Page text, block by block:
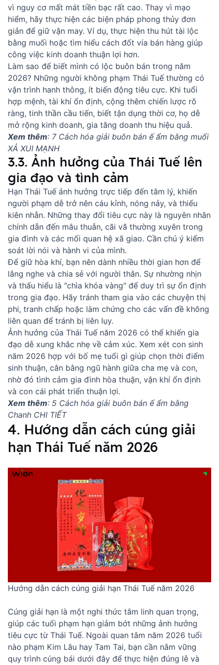
vì nguy cơ mất mát tiền bạc rất cao. Thay vì mạo
hiểm, hãy thực hiện các biện pháp phong thủy đơn
giản để giữ vận may. Ví dụ, thực hiện thu hút tài lộc
bằng muối hoặc tìm hiểu cách đốt vía bán hàng giúp
công việc kinh doanh thuận lợi hơn.
Làm sao để biết mình có lộc buôn bán trong năm
2026? Những người không phạm Thái Tuế thường có
vận trình hanh thông, ít biến động tiêu cực. Khi tuổi
hợp mệnh, tài khí ổn định, cộng thêm chiến lược rõ
ràng, tinh thần cầu tiến, biết tận dụng thời cơ, họ dễ
mở rộng kinh doanh, gia tăng doanh thu hiệu quả.
Xem thêm: 7 Cách hóa giải buôn bán ế ẩm bằng muối
XẢ XUI MẠNH
3.3. Ảnh hưởng của Thái Tuế lên
gia đạo và tình cảm
Hạn Thái Tuế ảnh hưởng trực tiếp đến tâm lý, khiến
người phạm dễ trở nên cáu kỉnh, nóng nảy, và thiếu
kiên nhẫn. Những thay đổi tiêu cực này là nguyên nhân
chính dẫn đến mâu thuẫn, cãi vã thường xuyên trong
gia đình và các mối quan hệ xã giao. Cần chú ý kiểm
soát lời nói và hành vi của mình.
Để giữ hòa khí, bạn nên dành nhiều thời gian hơn để
lắng nghe và chia sẻ với người thân. Sự nhường nhịn
và thấu hiểu là "chìa khóa vàng" để duy trì sự ổn định
trong gia đạo. Hãy tránh tham gia vào các chuyện thị
phi, tranh chấp hoặc làm chứng cho các vấn đề không
liên quan để tránh bị liên lụy.
Ảnh hưởng của Thái Tuế năm 2026 có thể khiến gia
đạo dễ xung khắc nhẹ về cảm xúc. Xem xét con sinh
năm 2026 hợp với bố mẹ tuổi gì giúp chọn thời điểm
sinh thuận, cân bằng ngũ hành giữa cha mẹ và con,
nhờ đó tình cảm gia đình hòa thuận, vận khí ổn định
và con cái phát triển thuận lợi.
Xem thêm: 5 Cách hóa giải buôn bán ế ẩm bằng
Chanh CHI TIẾT
4. Hướng dẫn cách cúng giải
hạn Thái Tuế năm 2026
Hướng dẫn cách cúng giải hạn Thái Tuế năm 2026
Cúng giải hạn là một nghi thức tâm linh quan trọng,
giúp các tuổi phạm hạn giảm bớt những ảnh hưởng
tiêu cực từ Thái Tuế. Ngoài quan tâm năm 2026 tuổi
nào phạm Kim Lâu hay Tam Tai, bạn cần nắm vững
quy trình cúng bái dưới đây để thực hiện đúng lễ và